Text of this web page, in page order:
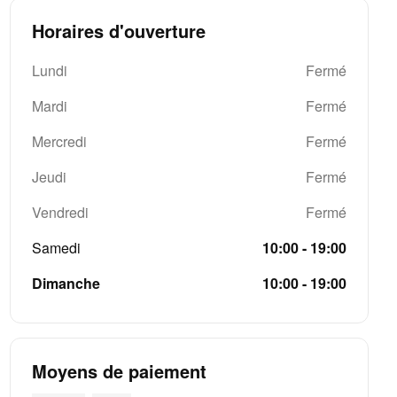
Horaires d'ouverture
Lundi
Fermé
Mardi
Fermé
Mercredi
Fermé
Jeudi
Fermé
Vendredi
Fermé
Samedi
10:00 - 19:00
Dimanche
10:00 - 19:00
Moyens de paiement